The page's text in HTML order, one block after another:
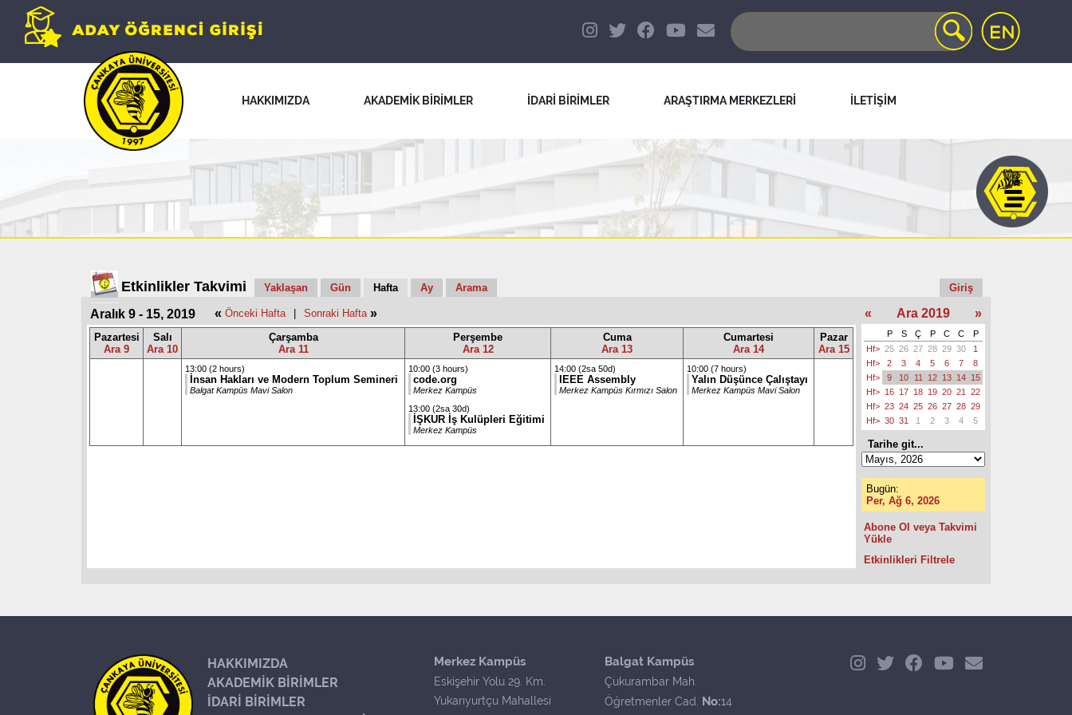
HAKKIMIZDA AKADEMİK BİRİMLER İDARİ BİRİMLER ARAŞTIRMA MERKEZLERİ İLETİŞİM
Etkinlikler Takvimi Yaklaşan Gün Hafta Ay Arama Giriş
Aralık 9 - 15, 2019 « Önceki Hafta Sonraki Hafta »
Pazartesi
Ara 9
Salı
Ara 10
Çarşamba
Ara 11
Perşembe
Ara 12
Cuma
Ara 13
Cumartesi
Ara 14
Pazar
Ara 15
13:00 (2 hours)
İnsan Hakları ve Modern Toplum Semineri
Balgat Kampüs Mavi Salon
10:00 (3 hours)
code.org
Merkez Kampüs
13:00 (2sa 30d)
İŞKUR İş Kulüpleri Eğitimi
Merkez Kampüs
14:00 (2sa 50d)
IEEE Assembly
Merkez Kampüs Kırmızı Salon
10:00 (7 hours)
Yalın Düşünce Çalıştayı
Merkez Kampüs Mavi Salon
« Ara 2019 »
P S Ç P C C
P
Hf> 25 26 27 28 29 30
1
Hf>
2 3 4 5 6 7
8
Hf>
9 10 11 12 13 14 15
Hf> 16 17 18 19 20 21
22
Hf> 23 24 25 26 27 28 29
Hf> 30 31 1 2 3 4 5
Tarihe git...
Bugün:
Per, Ağ 6, 2026
Abone Ol veya Takvimi
Yükle
Etkinlikleri Filtrele
HAKKIMIZDA
AKADEMİK BİRİMLER
İDARİ BİRİMLER
Merkez Kampüs
Eskişehir Yolu 29. Km.
Yukarıyurtçu Mahallesi
Balgat Kampüs
Çukurambar Mah.
Öğretmenler Cad. No:14